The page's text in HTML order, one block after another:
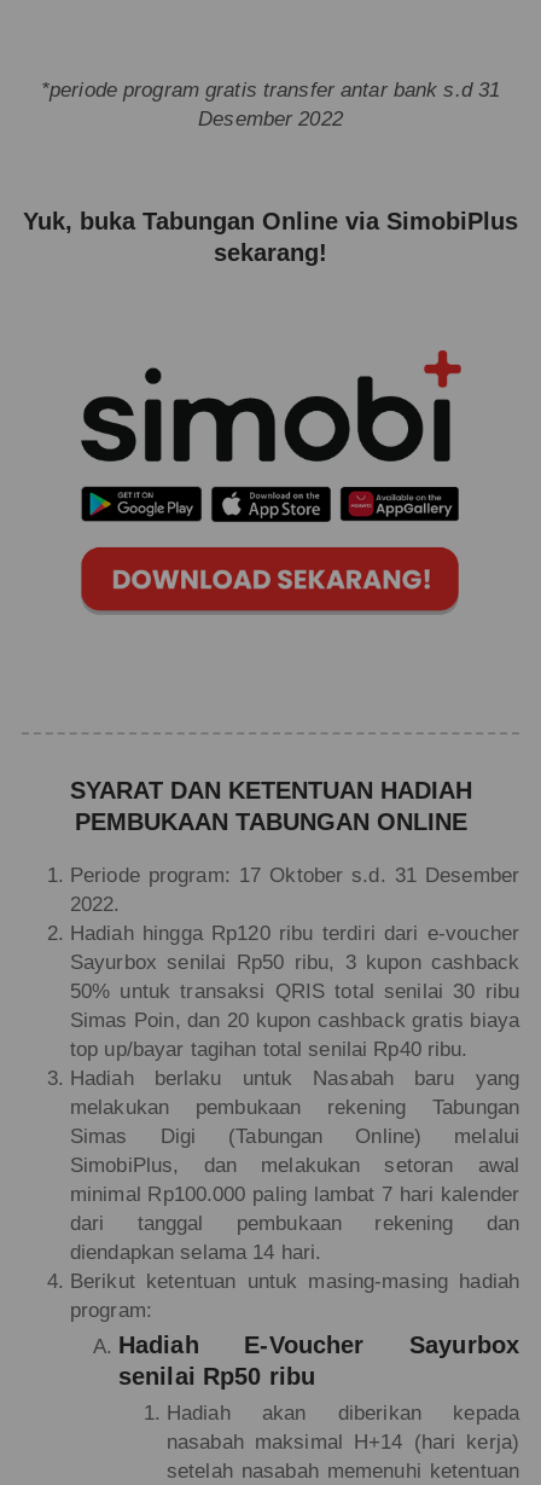
*periode program gratis transfer antar bank s.d 31
Desember 2022
Yuk, buka Tabungan Online via SimobiPlus
sekarang!
SYARAT DAN KETENTUAN HADIAH
PEMBUKAAN TABUNGAN ONLINE
Periode program: 17 Oktober s.d. 31 Desember
2022.
Hadiah hingga Rp120 ribu terdiri dari e-voucher
Sayurbox senilai Rp50 ribu, 3 kupon cashback
50% untuk transaksi QRIS total senilai 30 ribu
Simas Poin, dan 20 kupon cashback gratis biaya
top up/bayar tagihan total senilai Rp40 ribu.
Hadiah berlaku untuk Nasabah baru yang
melakukan pembukaan rekening Tabungan
Simas Digi (Tabungan Online) melalui
SimobiPlus, dan melakukan setoran awal
minimal Rp100.000 paling lambat 7 hari kalender
dari tanggal pembukaan rekening dan
diendapkan selama 14 hari.
Berikut ketentuan untuk masing-masing hadiah
program:
Hadiah E-Voucher Sayurbox
senilai Rp50 ribu
Hadiah akan diberikan kepada
nasabah maksimal H+14 (hari kerja)
setelah nasabah memenuhi ketentuan